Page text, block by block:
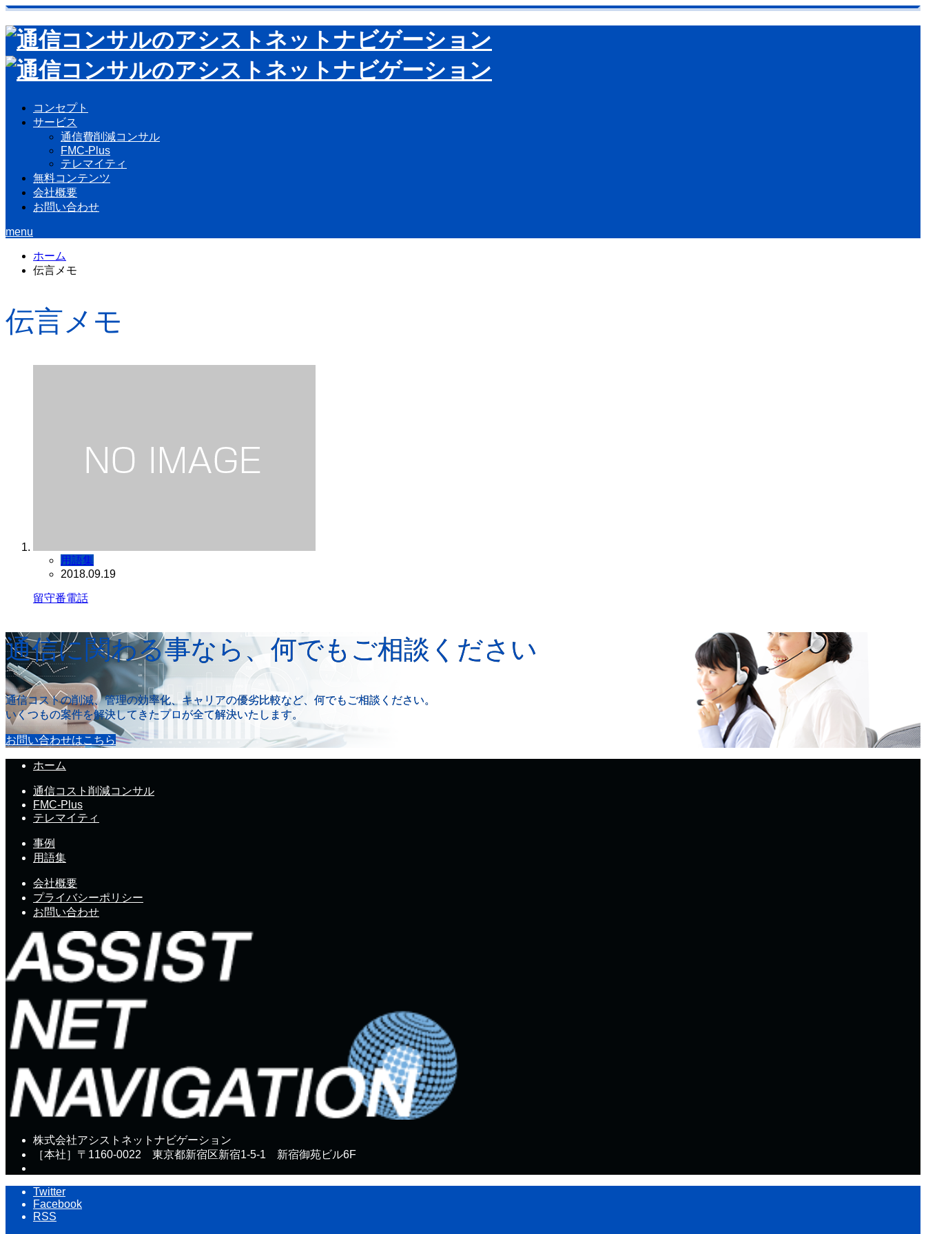
コンセプト
サービス
通信費削減コンサル
FMC-Plus
テレマイティ
無料コンテンツ
会社概要
お問い合わせ
menu
ホーム
伝言メモ
伝言メモ
用語集
2018.09.19
留守番電話
通信に関わる事なら、何でもご相談ください
通信コストの削減、管理の効率化、キャリアの優劣比較など、何でもご相談ください。
いくつもの案件を解決してきたプロが全て解決いたします。
お問い合わせはこちら
ホーム
通信コスト削減コンサル
FMC-Plus
テレマイティ
事例
用語集
会社概要
プライバシーポリシー
お問い合わせ
株式会社アシストネットナビゲーション
［本社］〒1160-0022 東京都新宿区新宿1-5-1 新宿御苑ビル6F
Twitter
Facebook
RSS